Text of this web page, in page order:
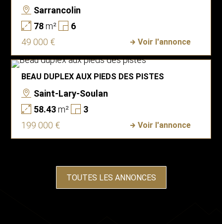
Sarrancolin
78m²
6
49 000 €
Voir l'annonce
BEAU DUPLEX AUX PIEDS DES PISTES
Saint-Lary-Soulan
58.43m²
3
199 000 €
Voir l'annonce
TOUTES LES ANNONCES